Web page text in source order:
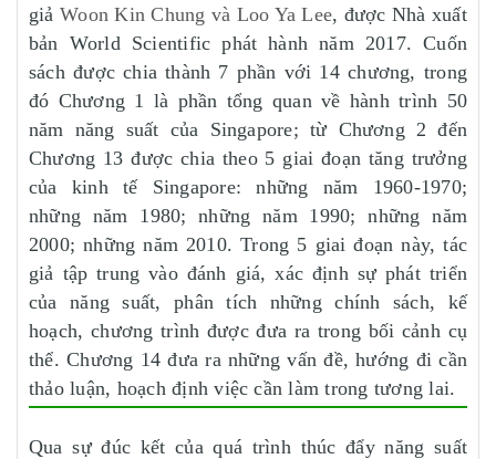
giảWoon Kin Chung và Loo Ya Lee, được Nhà xuất
bản World Scientific phát hành năm 2017. Cuốn
sách được chia thành 7 phần với 14 chương, trong
đó Chương 1 là phần tổng quan về hành trình 50
năm năng suất của Singapore; từ Chương 2 đến
Chương 13 được chia theo 5 giai đoạn tăng trưởng
của kinh tế Singapore: những năm 1960-1970;
những năm 1980; những năm 1990; những năm
2000; những năm 2010. Trong 5 giai đoạn này, tác
giả tập trung vào đánh giá, xác định sự phát triển
của năng suất, phân tích những chính sách, kế
hoạch, chương trình được đưa ra trong bối cảnh cụ
thể. Chương 14 đưa ra những vấn đề, hướng đi cần
thảo luận, hoạch định việc cần làm trong tương lai.
Qua sự đúc kết của quá trình thúc đẩy năng suất